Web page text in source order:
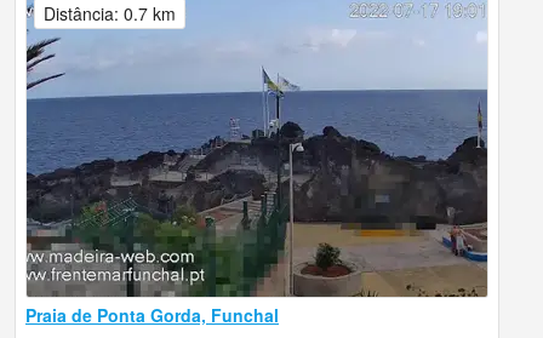
Praia de Ponta Gorda, Funchal
Distância: 0.7 km